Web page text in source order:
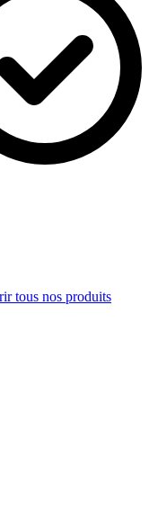
tous nos produits